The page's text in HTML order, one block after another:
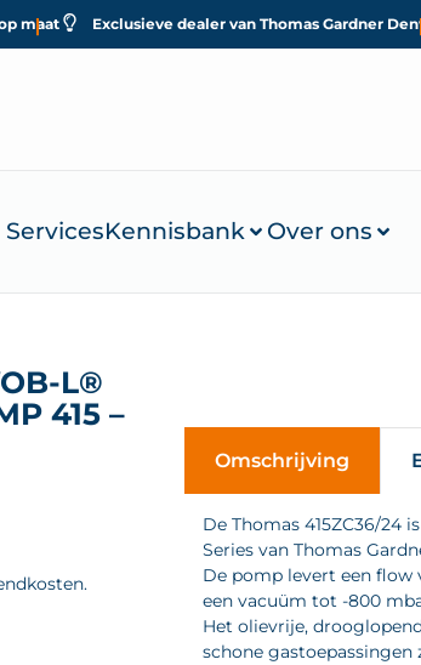
maat Exclusieve dealer van Thomas Gardner
Kennisbank Over ons
L®
415 –
Omschrijving
De Thomas 415ZC36/24
Series van Thomas
De pomp levert een flow
een vacuüm tot -800
Het olievrije,
schone